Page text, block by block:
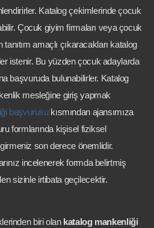
Katalog çekimlerinde çocuk
Çocuk giyim firmaları veya çocuk
tanıtım amaçlı çıkaracakları katalog
istenir. Bu yüzden çocuk adaylarda
başvuruda bulunabilirler. Katalog
mesleğine giriş yapmak
başvurusukısmından ajansımıza
formlarında kişisel fiziksel
son derece önemlidir.
incelenerek formda belirtmiş
sizinle irtibata geçilecektir.
biri olan katalog mankenliği